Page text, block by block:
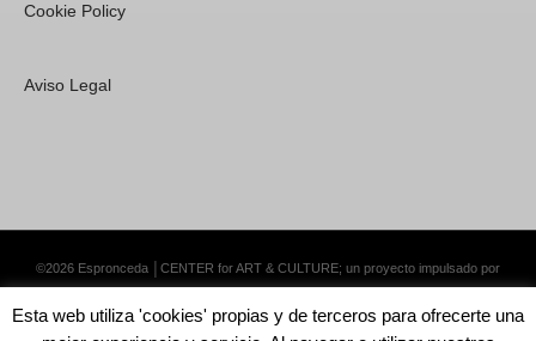
Cookie Policy
Aviso Legal
©2026 Espronceda │CENTER for ART & CULTURE; un proyecto impulsado por
Esta web utiliza 'cookies' propias y de terceros para ofrecerte una